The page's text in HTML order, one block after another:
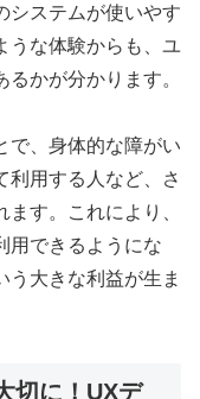
システムが使いやす
うな体験からも、ユ
かが分かります。
で、身体的な障がい
利用する人など、さ
す。これにより、
用できるようにな
う大きな利益が生ま
切に！UXデ